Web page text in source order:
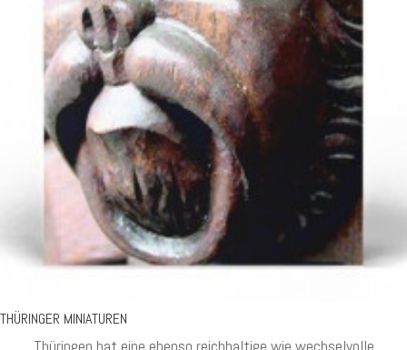
THÜRINGER MINIATUREN